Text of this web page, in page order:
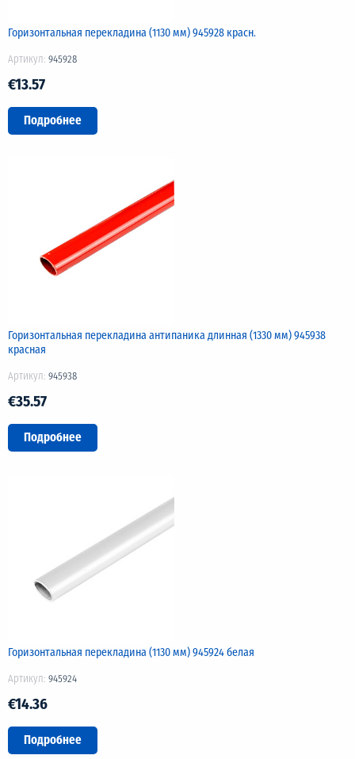
Горизонтальная перекладина (1130 мм) 945928 красн.
Артикул: 945928
€13.57
Подробнее
Горизонтальная перекладина антипаника длинная (1330 мм) 945938
красная
Артикул: 945938
€35.57
Подробнее
Горизонтальная перекладина (1130 мм) 945924 белая
Артикул: 945924
€14.36
Подробнее